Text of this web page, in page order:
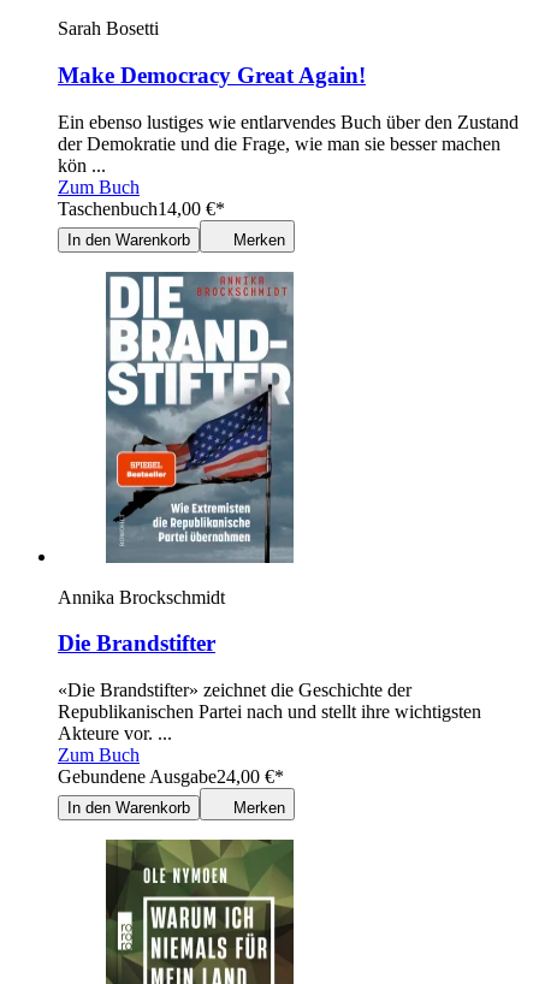
Sarah Bosetti
Make Democracy Great Again!
Ein ebenso lustiges wie entlarvendes Buch über den Zustand
der Demokratie und die Frage, wie man sie besser machen
kön ...
Zum Buch
Taschenbuch14,00 €*
In den Warenkorb Merken
Annika Brockschmidt
Die Brandstifter
«Die Brandstifter» zeichnet die Geschichte der
Republikanischen Partei nach und stellt ihre wichtigsten
Akteure vor. ...
Zum Buch
Gebundene Ausgabe24,00 €*
In den Warenkorb Merken